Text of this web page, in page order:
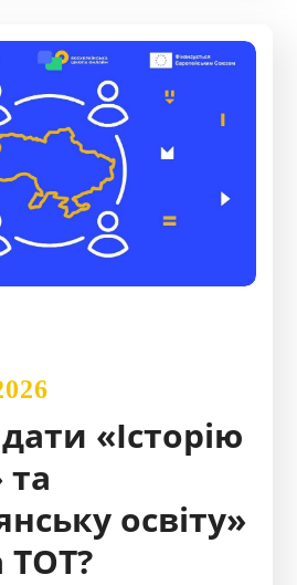
«Історію
та
освіту»